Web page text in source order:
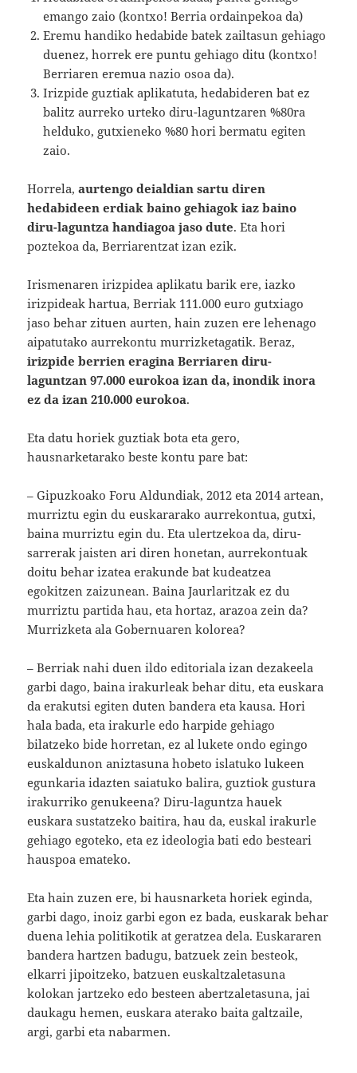
emango zaio (kontxo! Berria ordainpekoa da)
Eremu handiko hedabide batek zailtasun gehiago
duenez, horrek ere puntu gehiago ditu (kontxo!
Berriaren eremua nazio osoa da).
Irizpide guztiak aplikatuta, hedabideren bat ez
balitz aurreko urteko diru-laguntzaren %80ra
helduko, gutxieneko %80 hori bermatu egiten
zaio.
Horrela,aurtengo deialdian sartu diren
hedabideen erdiak baino gehiagok iaz baino
diru-laguntza handiagoa jaso dute. Eta hori
poztekoa da, Berriarentzat izan ezik.
Irismenaren irizpidea aplikatu barik ere, iazko
irizpideak hartua, Berriak 111.000 euro gutxiago
jaso behar zituen aurten, hain zuzen ere lehenago
aipatutako aurrekontu murrizketagatik. Beraz,
irizpide berrien eragina Berriaren diru-
laguntzan 97.000 eurokoa izan da, inondik inora
ez da izan 210.000 eurokoa.
Eta datu horiek guztiak bota eta gero,
hausnarketarako beste kontu pare bat:
– Gipuzkoako Foru Aldundiak, 2012 eta 2014 artean,
murriztu egin du euskararako aurrekontua, gutxi,
baina murriztu egin du. Eta ulertzekoa da, diru-
sarrerak jaisten ari diren honetan, aurrekontuak
doitu behar izatea erakunde bat kudeatzea
egokitzen zaizunean. Baina Jaurlaritzak ez du
murriztu partida hau, eta hortaz, arazoa zein da?
Murrizketa ala Gobernuaren kolorea?
– Berriak nahi duen ildo editoriala izan dezakeela
garbi dago, baina irakurleak behar ditu, eta euskara
da erakutsi egiten duten bandera eta kausa. Hori
hala bada, eta irakurle edo harpide gehiago
bilatzeko bide horretan, ez al lukete ondo egingo
euskaldunon aniztasuna hobeto islatuko lukeen
egunkaria idazten saiatuko balira, guztiok gustura
irakurriko genukeena? Diru-laguntza hauek
euskara sustatzeko baitira, hau da, euskal irakurle
gehiago egoteko, eta ez ideologia bati edo besteari
hauspoa emateko.
Eta hain zuzen ere, bi hausnarketa horiek eginda,
garbi dago, inoiz garbi egon ez bada, euskarak behar
duena lehia politikotik at geratzea dela. Euskararen
bandera hartzen badugu, batzuek zein besteok,
elkarri jipoitzeko, batzuen euskaltzaletasuna
kolokan jartzeko edo besteen abertzaletasuna, jai
daukagu hemen, euskara aterako baita galtzaile,
argi, garbi eta nabarmen.